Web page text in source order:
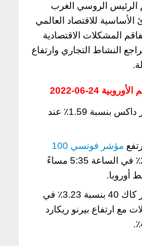
الرئيس الروسي الغرب
الأساسية للاقتصاد العالمي
المشكلات الاقتصادية
النشاط التجاري وارتفاع
24-06-2022
ارتفع مؤشر داكس بنسبة 1.59٪ عند
مؤشر فوتسي 100
بنسبة 2.68٪ في الساعة 5:35 مساءً
أوروبا.
ارتفع مؤشر كاك 40 بنسبة 3.23٪ في
مع ارتفاع بيرنو ريكارد